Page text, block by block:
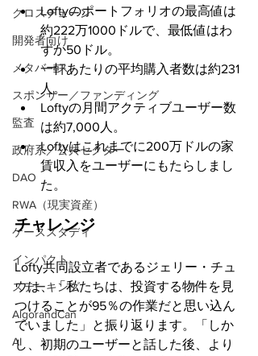
クロスチェーン
開発者向け
メタバース
スポンサー／ファンディング
監査
政府系／公共セクター
DAO
RWA（現実資産）
ケーススタディ
インパクト
ステーキング
AlgorandCan
AI
Loftyのポートフォリオの最高値は
約222万1000ドルで、最低値はわ
ずか50ドル。
一軒あたりの平均購入者数は約231
人。
Loftyの月間アクティブユーザー数
は約7,000人。
Loftyはこれまでに200万ドルの家
賃収入をユーザーにもたらしまし
た。
チャレンジ
Lofty共同設立者であるジェリー・チュ
ウは、「私たちは、投資する物件を見
つけることが95％の作業だと思い込ん
でいました」と振り返ります。「しか
し、初期のユーザーと話した後、より